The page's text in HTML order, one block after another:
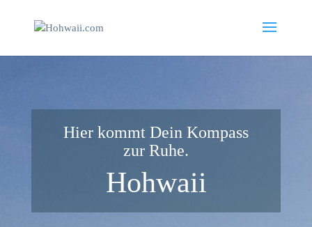
Hier kommt Dein Kompass
zur Ruhe.
Hohwaii